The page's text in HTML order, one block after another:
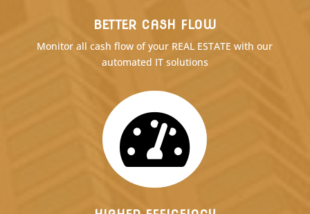
BETTER CASH FLOW
Monitor all cash flow of your REAL ESTATE with our
automated IT solutions
